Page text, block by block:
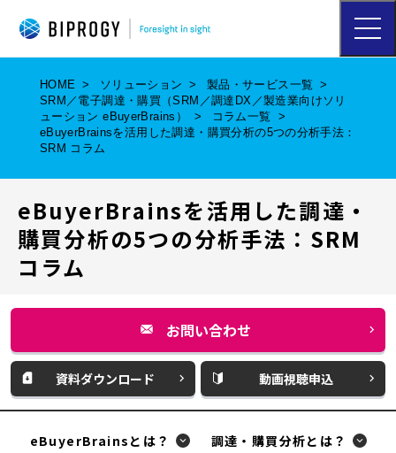
ハ
ン
ー
開
HOME ソリューション
製品・サービス一覧
SRM／電子調達・購買（SRM／調達DX／製造業向けソリ
ューション eBuyerBrains）
コラム一覧
eBuyerBrainsを活用した調達・購買分析の5つの分析手法：
SRM コラム
eBuyerBrainsを活用した調達・
購買分析の5つの分析手法：SRM
コラム
お問い合わせ
ウ
ィ
ン
ド
資料ダウンロード
ウ
ィ
動画視聴申込
別
ウ
ィ
eBuyerBrainsとは？
調達・購買分析とは？